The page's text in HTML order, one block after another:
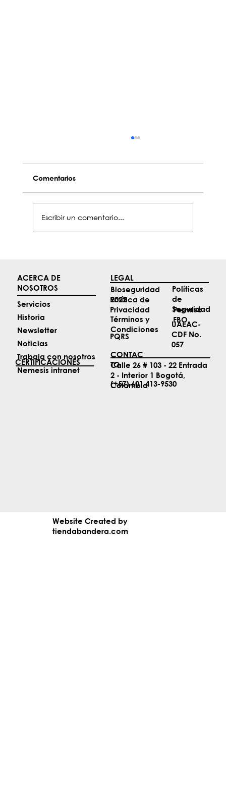
Comentarios
Escribir un comentario...
Website Created by
tiendabandera.com
Trabaja con nosotros
Noticias
Newsletter
Historia
Servicios
ACERCA DE
NOSOTROS
Nemesis intranet
LEGAL
Bioseguridad
2022
Política de
Privacidad
Términos y
Condiciones
PQRS
Políticas
de
Seguridad
Permiso
FBO
UAEAC-
CDF No.
057
CERTIFICACIONES
(+57) 601 413-9530
Calle 26 # 103 - 22 Entrada
2 - Interior 1 Bogotá,
Colombia
CONTAC
TO